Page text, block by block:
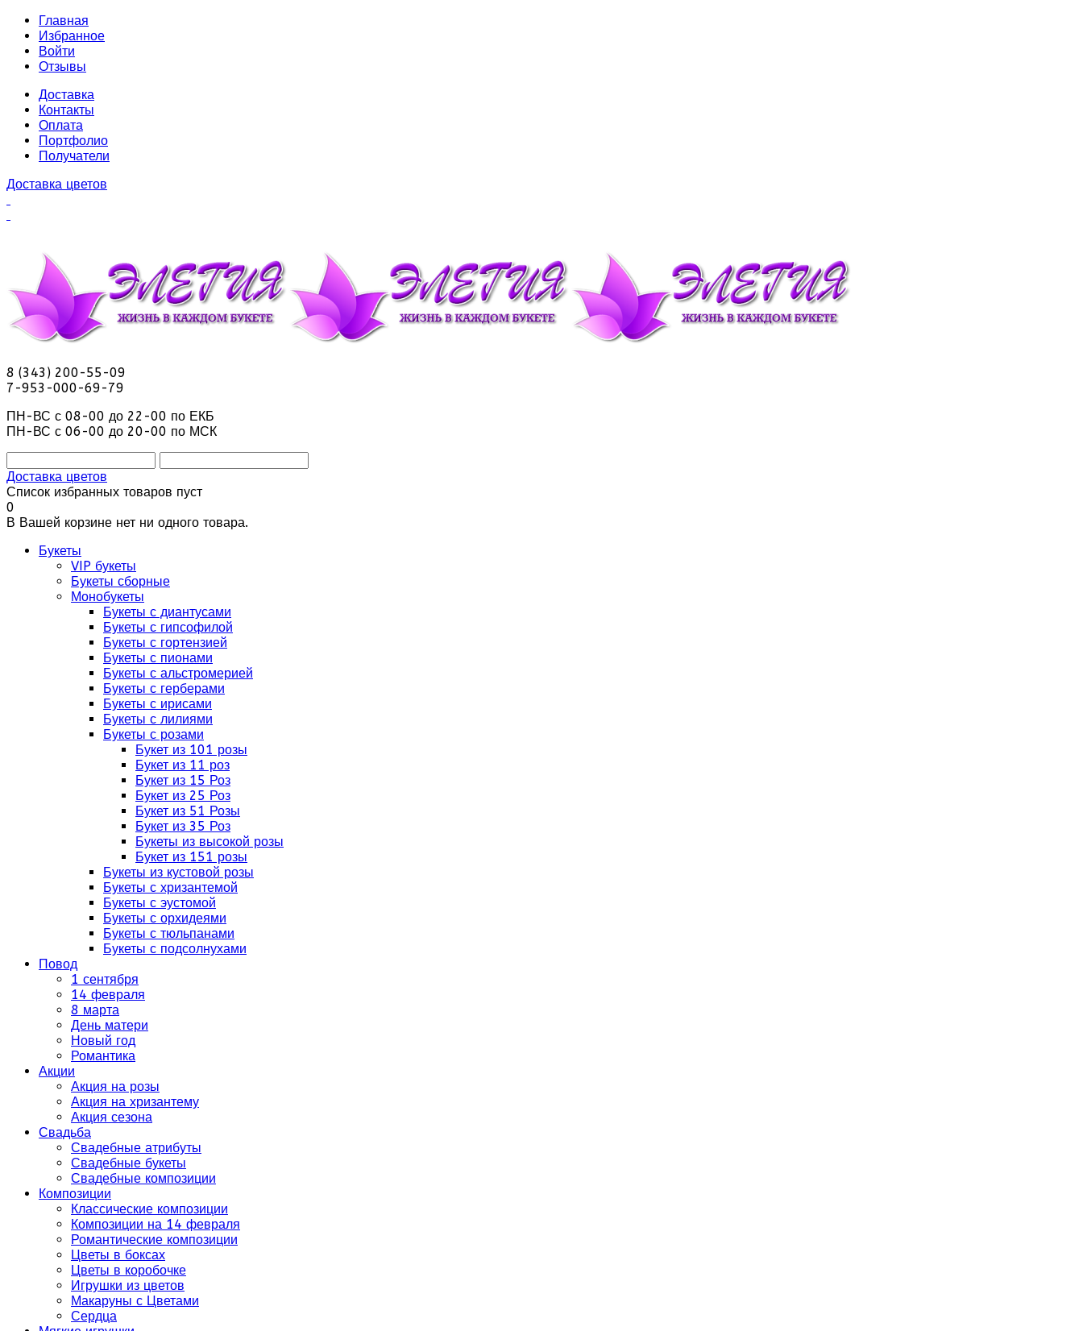
Главная
Избранное
Войти
Отзывы
Доставка
Контакты
Оплата
Портфолио
Получатели
Доставка цветов
8 (343) 200-55-09
7-953-000-69-79
ПН-ВС с 08-00 до 22-00 по ЕКБ
ПН-ВС с 06-00 до 20-00 по МСК
Доставка цветов
Список избранных товаров пуст
0
В Вашей корзине нет ни одного товара.
Букеты
VIP букеты
Букеты сборные
Монобукеты
Букеты с диантусами
Букеты с гипсофилой
Букеты с гортензией
Букеты с пионами
Букеты с альстромерией
Букеты с герберами
Букеты с ирисами
Букеты с лилиями
Букеты с розами
Букет из 101 розы
Букет из 11 роз
Букет из 15 Роз
Букет из 25 Роз
Букет из 51 Розы
Букет из 35 Роз
Букеты из высокой розы
Букет из 151 розы
Букеты из кустовой розы
Букеты с хризантемой
Букеты с эустомой
Букеты с орхидеями
Букеты с тюльпанами
Букеты с подсолнухами
Повод
1 сентября
14 февраля
8 марта
День матери
Новый год
Романтика
Акции
Акция на розы
Акция на хризантему
Акция сезона
Свадьба
Свадебные атрибуты
Свадебные букеты
Свадебные композиции
Композиции
Классические композиции
Композиции на 14 февраля
Романтические композиции
Цветы в боксах
Цветы в коробочке
Игрушки из цветов
Макаруны с Цветами
Сердца